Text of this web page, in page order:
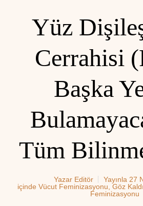
Yüz
Cerrahisi
Başka
Tüm
YazarEditör Yayınla 27
içinde Vücut Feminizasyonu Göz
Feminizasyonu